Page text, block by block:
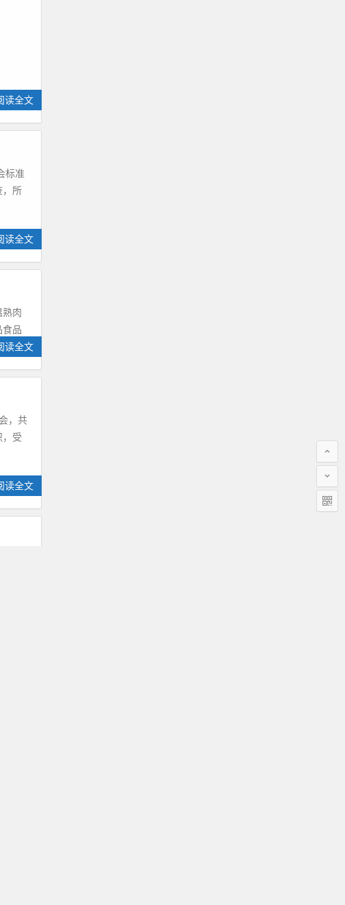
读全文
标准
，所
读全文
肉
品
读全文
，共
，受
读全文